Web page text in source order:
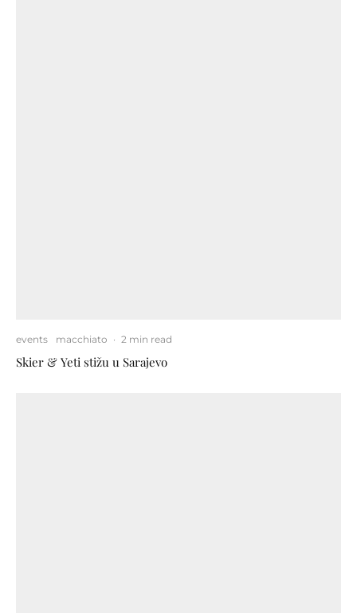
events macchiato · 2 min read
Skier & Yeti stižu u Sarajevo